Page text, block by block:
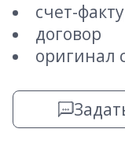
счет-
договор
оригинал